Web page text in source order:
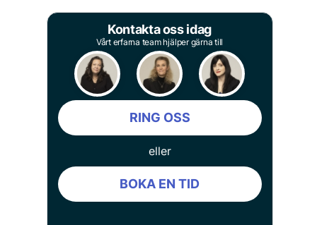
Kontakta oss idag
Vårt erfarna team hjälper gärna till
RING OSS
eller
BOKA EN TID